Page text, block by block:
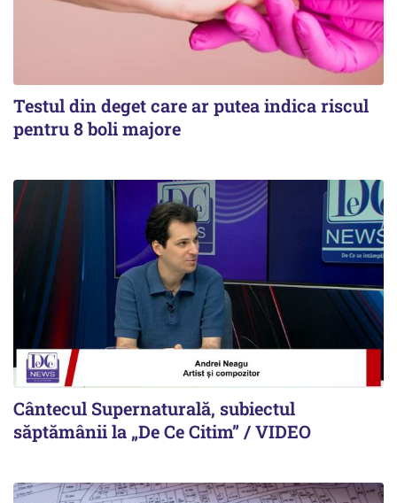
Testul din deget care ar putea indica riscul
pentru 8 boli majore
Cântecul Supernaturală, subiectul
săptămânii la „De Ce Citim” / VIDEO